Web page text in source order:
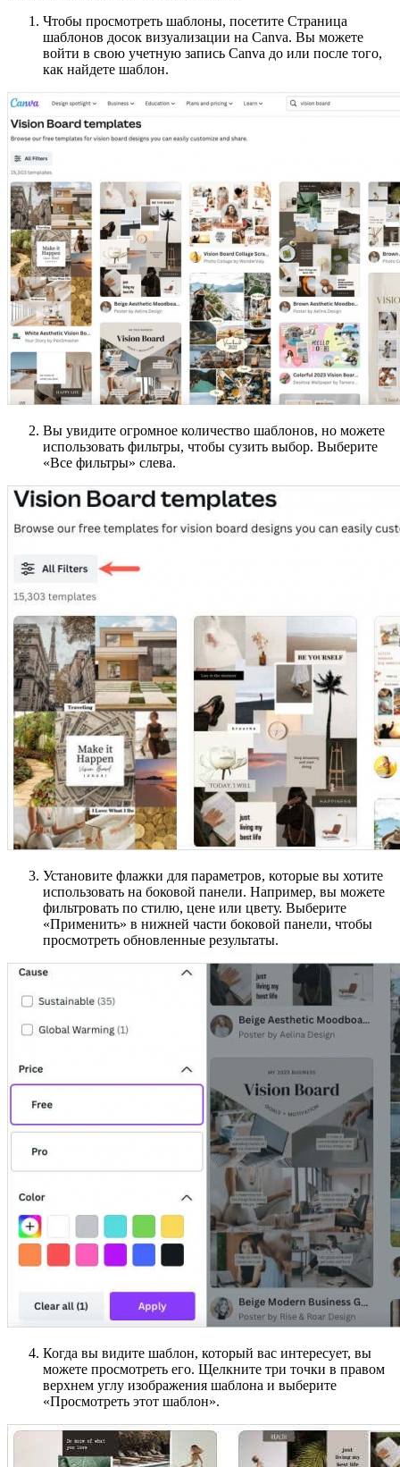
Чтобы просмотреть шаблоны, посетите Страница
шаблонов досок визуализации на Canva. Вы можете
войти в свою учетную запись Canva до или после того,
как найдете шаблон.
Вы увидите огромное количество шаблонов, но можете
использовать фильтры, чтобы сузить выбор. Выберите
«Все фильтры» слева.
Установите флажки для параметров, которые вы хотите
использовать на боковой панели. Например, вы можете
фильтровать по стилю, цене или цвету. Выберите
«Применить» в нижней части боковой панели, чтобы
просмотреть обновленные результаты.
Когда вы видите шаблон, который вас интересует, вы
можете просмотреть его. Щелкните три точки в правом
верхнем углу изображения шаблона и выберите
«Просмотреть этот шаблон».